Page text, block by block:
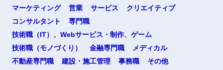
マーケティング
営業 サービス
クリエイティブ
コンサルタント
専門職
技術職（IT）、Webサービス・制作、ゲーム
技術職（モノづくり）
金融専門職
メディカル
不動産専門職
建設・施工管理 事務職 その他